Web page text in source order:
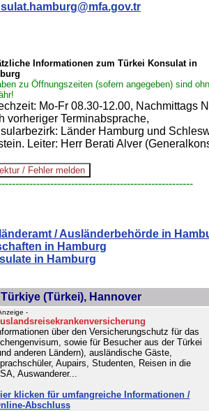
Informationen zum Türkei Konsulat in
zu Öffnungszeiten (sofern angegeben) sind
Mo-Fr 08.30-12.00, Nachmittags
vorheriger Terminabsprache,
Länder Hamburg und
Leiter: Herr Berati Alver
/ Ausländerbehörde in
in Hamburg
in Hamburg
(Türkei), Hannover
-
über den Versicherungschutz für das
sowie für Besucher aus der Türkei
anderen Ländern), ausländische Gäste,
Aupairs, Studenten, Reisen in die
Auswanderer...
klicken für umfangreiche Informationen /
Abschluss